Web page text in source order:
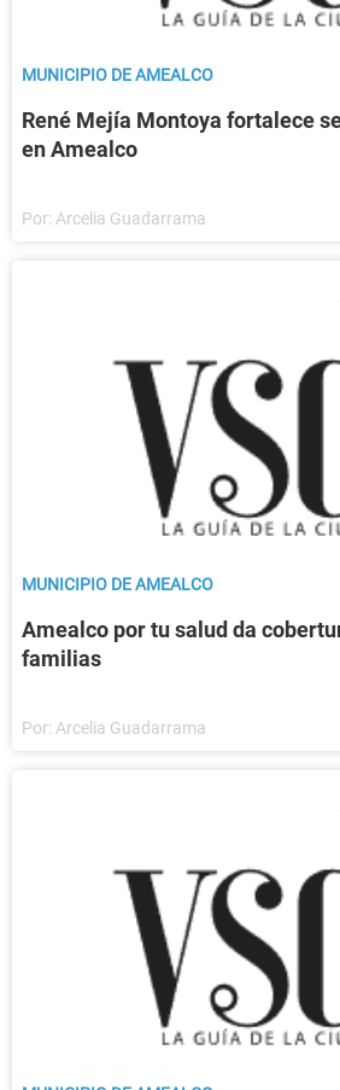
MUNICIPIO DE AMEALCO
René Mejía Montoya fortalece
en Amealco
Por: Arcelia Guadarrama
MUNICIPIO DE AMEALCO
Amealco por tu salud da
familias
Por: Arcelia Guadarrama